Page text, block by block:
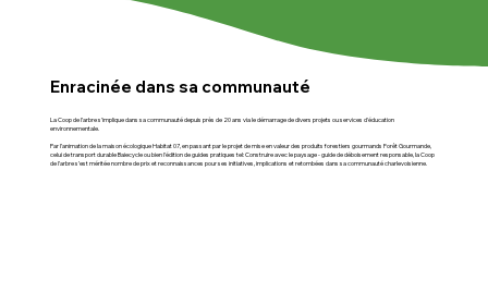
Enracinée dans sa communauté
La Coop de l’arbre s'implique dans sa communauté depuis près de 20 ans via le démarrage de divers projets ou services d'éducation
environnementale.
Par l’animation de la maison écologique Habitat 07, en passant par le projet de mise en valeur des produits forestiers gourmands Forêt Gourmande,
celui de transport durable Baiecycle ou bien l'édition de guides pratiques tel: Construire avec le paysage - guide de déboisement responsable, la Coop
de l’arbre s’est méritée nombre de prix et reconnaissances pour ses initiatives, implications et retombées dans sa communauté charlevoisienne.